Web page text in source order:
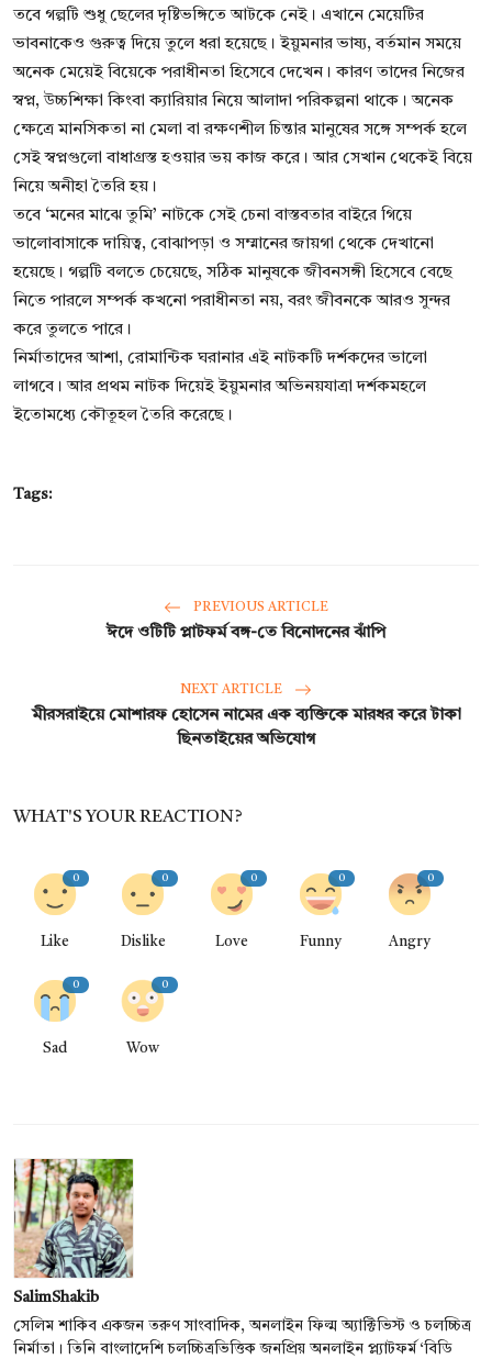
তবে গল্পটি শুধু ছেলের দৃষ্টিভঙ্গিতে আটকে নেই। এখানে মেয়েটির
ভাবনাকেও গুরুত্ব দিয়ে তুলে ধরা হয়েছে। ইয়ুমনার ভাষ্য, বর্তমান সময়ে
অনেক মেয়েই বিয়েকে পরাধীনতা হিসেবে দেখেন। কারণ তাদের নিজের
স্বপ্ন, উচ্চশিক্ষা কিংবা ক্যারিয়ার নিয়ে আলাদা পরিকল্পনা থাকে। অনেক
ক্ষেত্রে মানসিকতা না মেলা বা রক্ষণশীল চিন্তার মানুষের সঙ্গে সম্পর্ক হলে
সেই স্বপ্নগুলো বাধাগ্রস্ত হওয়ার ভয় কাজ করে। আর সেখান থেকেই বিয়ে
নিয়ে অনীহা তৈরি হয়।
তবে ‘মনের মাঝে তুমি’ নাটকে সেই চেনা বাস্তবতার বাইরে গিয়ে
ভালোবাসাকে দায়িত্ব, বোঝাপড়া ও সম্মানের জায়গা থেকে দেখানো
হয়েছে। গল্পটি বলতে চেয়েছে, সঠিক মানুষকে জীবনসঙ্গী হিসেবে বেছে
নিতে পারলে সম্পর্ক কখনো পরাধীনতা নয়, বরং জীবনকে আরও সুন্দর
করে তুলতে পারে।
নির্মাতাদের আশা, রোমান্টিক ঘরানার এই নাটকটি দর্শকদের ভালো
লাগবে। আর প্রথম নাটক দিয়েই ইয়ুমনার অভিনয়যাত্রা দর্শকমহলে
ইতোমধ্যে কৌতূহল তৈরি করেছে।
Tags:
PREVIOUS ARTICLE
ঈদে ওটিটি প্লাটফর্ম বঙ্গ-তে বিনোদনের ঝাঁপি
NEXT ARTICLE
মীরসরাইয়ে মোশারফ হোসেন নামের এক ব্যক্তিকে মারধর করে টাকা
ছিনতাইয়ের অভিযোগ
WHAT'S YOUR REACTION?
0
Like
0
Dislike
0
Love
0
Funny
0
Angry
0
Sad
0
Wow
SalimShakib
সেলিম শাকিব একজন তরুণ সাংবাদিক, অনলাইন ফিল্ম অ্যাক্টিভিস্ট ও চলচ্চিত্র
নির্মাতা। তিনি বাংলাদেশি চলচ্চিত্রভিত্তিক জনপ্রিয় অনলাইন প্ল্যাটফর্ম ‘বিডি